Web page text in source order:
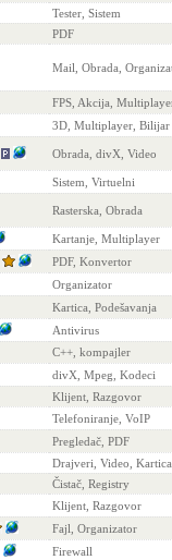
Tester, Sistem
PDF
Mail, Obrada,
FPS, Akcija,
3D, Multiplayer, Bilijar
Obrada, divX, Video
Sistem, Virtuelni
Rasterska, Obrada
Kartanje, Multiplayer
PDF, Konvertor
Organizator
Kartica, Podešavanja
Antivirus
C++, kompajler
divX, Mpeg, Kodeci
Klijent, Razgovor
Telefoniranje, VoIP
Pregledač, PDF
Drajveri, Video, Kartica
Čistač, Registry
Klijent, Razgovor
Fajl, Organizator
Firewall